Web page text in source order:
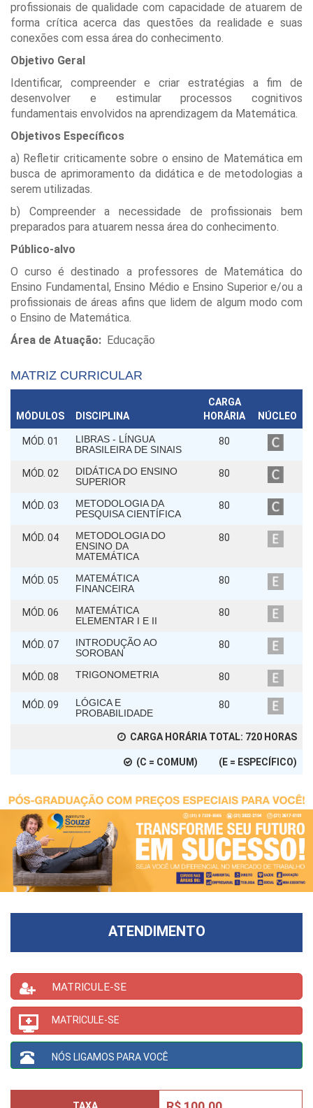
profissionais de qualidade com capacidade de atuarem de
forma crítica acerca das questões da realidade e suas
conexões com essa área do conhecimento.
Objetivo Geral
Identificar, compreender e criar estratégias a fim de
desenvolver e estimular processos cognitivos
fundamentais envolvidos na aprendizagem da Matemática.
Objetivos Específicos
a) Refletir criticamente sobre o ensino de Matemática em
busca de aprimoramento da didática e de metodologias a
serem utilizadas.
b) Compreender a necessidade de profissionais bem
preparados para atuarem nessa área do conhecimento.
Público-alvo
O curso é destinado a professores de Matemática do
Ensino Fundamental, Ensino Médio e Ensino Superior e/ou a
profissionais de áreas afins que lidem de algum modo com
o Ensino de Matemática.
Área de Atuação: Educação
MATRIZ CURRICULAR
MÓDULOS DISCIPLINA
CARGA
HORÁRIA
NÚCLEO
MÓD. 01
LIBRAS - LÍNGUA
BRASILEIRA DE SINAIS
80
MÓD. 02
DIDÁTICA DO ENSINO
SUPERIOR
80
MÓD. 03
METODOLOGIA DA
PESQUISA CIENTÍFICA
80
MÓD. 04
METODOLOGIA DO
ENSINO DA
MATEMÁTICA
80
MÓD. 05
MATEMÁTICA
FINANCEIRA
80
MÓD. 06
MATEMÁTICA
ELEMENTAR I E II
80
MÓD. 07
INTRODUÇÃO AO
SOROBAN
80
MÓD. 08 TRIGONOMETRIA 80
MÓD. 09
LÓGICA E
PROBABILIDADE
80
CARGA HORÁRIA TOTAL: 720 HORAS
(C = COMUM) (E = ESPECÍFICO)
ATENDIMENTO
MATRICULE-SE
MATRICULE-SE
NÓS LIGAMOS PARA VOCÊ